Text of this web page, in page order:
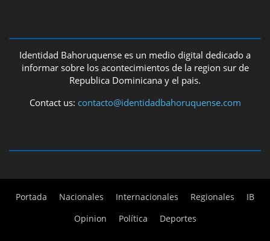
Identidad Bahoruquense es un medio digital dedicado a
informar sobre los acontecimientos de la region sur de
Republica Dominicana y el pais.
Contact us: contacto@identidadbahoruquense.com
Portada Nacionales Internacionales Regionales
IB
Opinion
Política Deportes